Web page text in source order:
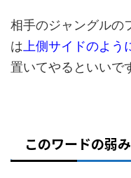
相手のジャングルの
は上側サイドのよう
置いてやるといいで
このワードの弱み